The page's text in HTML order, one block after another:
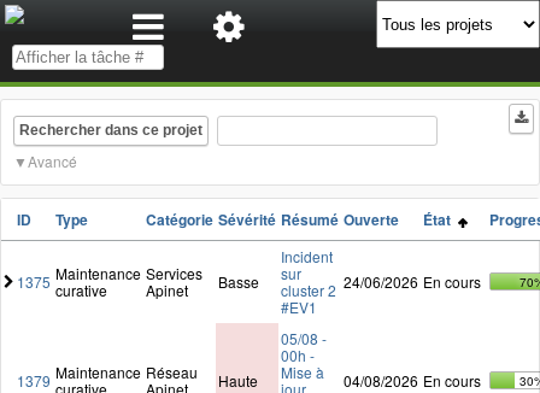
Rechercher dans ce projet
Avancé
ID Type Catégorie Sévérité Résumé Ouverte État
1375 Maintenance
curative
Services
Apinet
Basse
Incident
sur
cluster 2
#EV1
24/06/2026 En cours
1379 Maintenance
curative
Réseau
Apinet
Haute
05/08 -
00h -
Mise à
jour
04/08/2026 En cours